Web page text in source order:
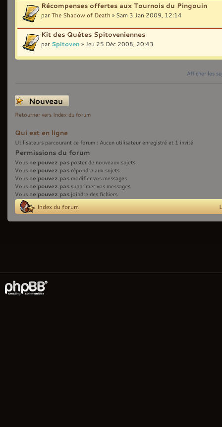
Récompenses offertes aux Tournois du Pingouin
parThe Shadow of Death » Sam 3 Jan 2009, 12:14
Kit des Quêtes Spitoveniennes
par Spitoven » Jeu 25 Déc 2008, 20:43
Afficher les
Écrire un nouveau
sujet
Retourner vers Index du forum
Qui est en ligne
Utilisateurs parcourant ce forum : Aucun utilisateur enregistré et 1 invité
Permissions du forum
Vous ne pouvez pas poster de nouveaux sujets
Vous ne pouvez pas répondre aux sujets
Vous ne pouvez pas modifier vos messages
Vous ne pouvez pas supprimer vos messages
Vous ne pouvez pas joindre des fichiers
Index du forum